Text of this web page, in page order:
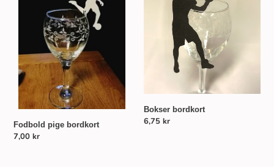
Fodbold pige bordkort
Normalpris
7,00 kr
Bokser bordkort
Normalpris
6,75 kr